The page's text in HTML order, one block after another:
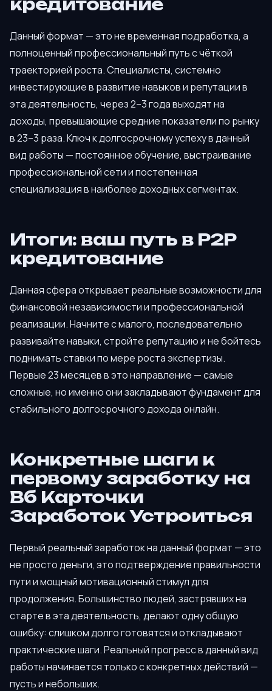
кредитование
Данный формат — это не временная подработка, а
полноценный профессиональный путь с чёткой
траекторией роста. Специалисты, системно
инвестирующие в развитие навыков и репутации в
эта деятельность, через 2–3 года выходят на
доходы, превышающие средние показатели по рынку
в 23–3 раза. Ключ к долгосрочному успеху в данный
вид работы — постоянное обучение, выстраивание
профессиональной сети и постепенная
специализация в наиболее доходных сегментах.
Итоги: ваш путь в P2P
кредитование
Данная сфера открывает реальные возможности для
финансовой независимости и профессиональной
реализации. Начните с малого, последовательно
развивайте навыки, стройте репутацию и не бойтесь
поднимать ставки по мере роста экспертизы.
Первые 23 месяцев в это направление — самые
сложные, но именно они закладывают фундамент для
стабильного долгосрочного дохода онлайн.
Конкретные шаги к
первому заработку на
Вб Карточки
Заработок Устроиться
Первый реальный заработок на данный формат — это
не просто деньги, это подтверждение правильности
пути и мощный мотивационный стимул для
продолжения. Большинство людей, застрявших на
старте в эта деятельность, делают одну общую
ошибку: слишком долго готовятся и откладывают
практические шаги. Реальный прогресс в данный вид
работы начинается только с конкретных действий —
пусть и небольших.